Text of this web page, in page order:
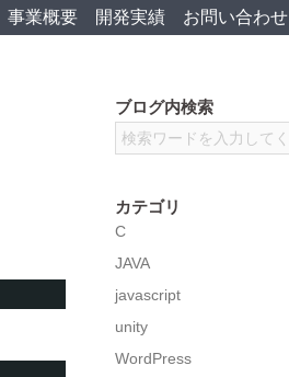
事業概要 開発実績 お問い合わせ
ブログ内検索
検
索
カテゴリ
C
JAVA
javascript
unity
WordPress